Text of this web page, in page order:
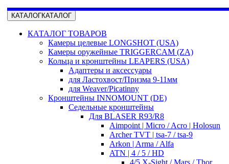
КАТАЛОГКАТАЛОГ
КАТАЛОГ ТОВАРОВ
Камеры целевые LONGSHOT (USA)
Камеры оружейные TRIGGERCAM (ZA)
Кольца и кронштейны LEAPERS (USA)
Адаптеры и аксессуары
для Ластохвост/Призма 9-11мм
для Weaver/Picatinny
Кронштейны INNOMOUNT (DE)
Седельные кронштейны
Для BLASER R93/R8
Aimpoint | Micro / Acro | Holosun
Archer TVT | tsa-7 / tsa-9
Arkon | Arma / Alfa
ATN | 4 / 5 / HD
4/5 X-Sight / Mars / Thor